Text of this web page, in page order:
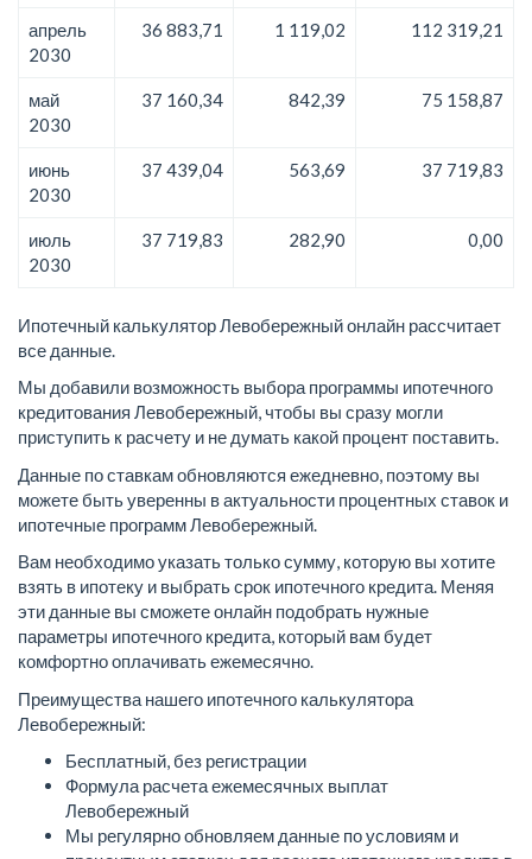
апрель
2030
36 883,71 1 119,02 112 319,21
май
2030
37 160,34 842,39 75 158,87
июнь
2030
37 439,04 563,69 37 719,83
июль
2030
37 719,83 282,90 0,00
Ипотечный калькулятор Левобережный онлайн рассчитает
все данные.
Мы добавили возможность выбора программы ипотечного
кредитования Левобережный, чтобы вы сразу могли
приступить к расчету и не думать какой процент поставить.
Данные по ставкам обновляются ежедневно, поэтому вы
можете быть уверенны в актуальности процентных ставок и
ипотечные программ Левобережный.
Вам необходимо указать только сумму, которую вы хотите
взять в ипотеку и выбрать срок ипотечного кредита. Меняя
эти данные вы сможете онлайн подобрать нужные
параметры ипотечного кредита, который вам будет
комфортно оплачивать ежемесячно.
Преимущества нашего ипотечного калькулятора
Левобережный:
Бесплатный, без регистрации
Формула расчета ежемесячных выплат
Левобережный
Мы регулярно обновляем данные по условиям и